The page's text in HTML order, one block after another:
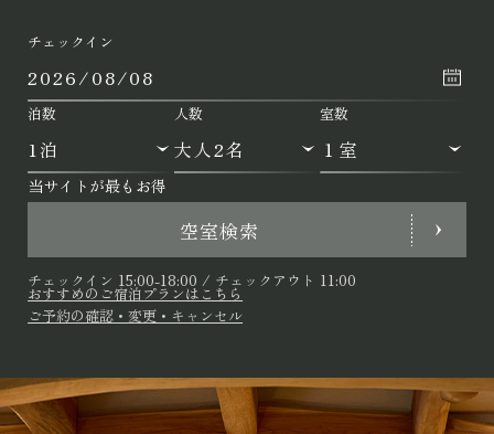
チェックイン
泊数 人数 室数
当サイトが最もお得
空室検索
チェックイン 15:00-18:00 / チェックアウト 11:00
おすすめのご宿泊プランはこちら
ご予約の確認・変更・キャンセル